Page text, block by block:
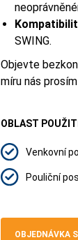
SWING.
Objevte
míru nás
OBLAST
Venkovní
Pouliční
OBJEDNÁVKA